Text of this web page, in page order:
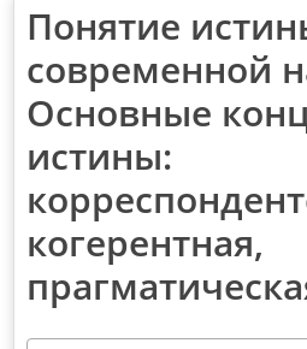
Понятие
современной
Основные
истины:
когерентная,